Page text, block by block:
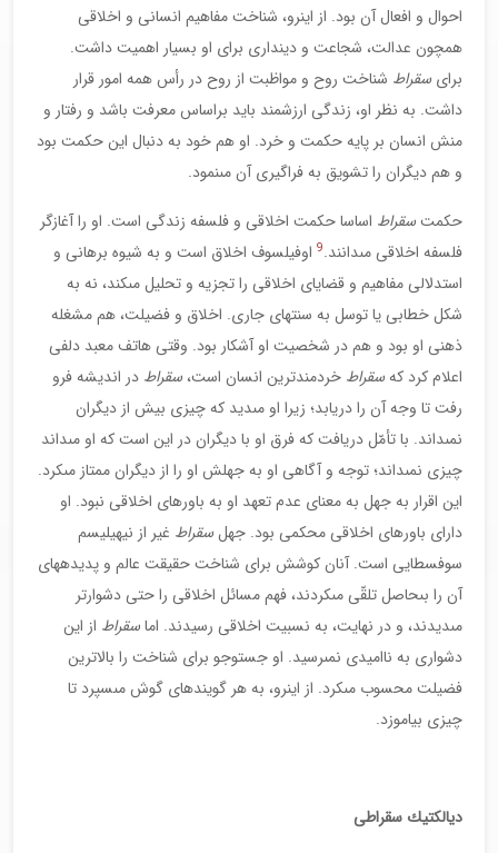
احوال و افعال آن بود. از اين‏رو، شناخت مفاهيم انسانى و اخلاقى
همچون عدالت، شجاعت و دين‏دارى براى او بسيار اهميت داشت.
براى سقراط شناخت روح و مواظبت از روح در رأس همه امور قرار
داشت. به نظر او، زندگى ارزشمند بايد براساس معرفت باشد و رفتار و
منش انسان بر پايه حكمت و خرد. او هم خود به دنبال اين حكمت بود
و هم ديگران را تشويق به فراگيرى آن مى‏نمود.
حكمتسقراط اساسا حكمت اخلاقى و فلسفه زندگى است. او را آغازگر
فلسفه اخلاقى مى‏دانند.9 اوفيلسوف اخلاق است و به شيوه برهانى و
استدلالى مفاهيم و قضاياى اخلاقى را تجزيه و تحليل مى‏كند، نه به
شكل خطابى يا توسل به سنت‏هاى جارى. اخلاق و فضيلت، هم مشغله
ذهنى او بود و هم در شخصيت او آشكار بود. وقتى هاتف معبد دلفى
اعلام كرد كهسقراط خردمندترين انسان است، سقراط در انديشه فرو
رفت تا وجه آن را دريابد؛ زيرا او مى‏ديد كه چيزى بيش از ديگران
نمى‏داند. با تأمّل دريافت كه فرق او با ديگران در اين است كه او مى‏داند
چيزى نمى‏داند؛ توجه و آگاهى او به جهلش او را از ديگران ممتاز مى‏كرد.
اين اقرار به جهل به معناى عدم تعهد او به باورهاى اخلاقى نبود. او
داراى باورهاى اخلاقى محكمى بود. جهلسقراط غير از نيهيليسم
سوفسطايى است. آنان كوشش براى شناخت حقيقت عالم و پديده‏هاى
آن را بى‏حاصل تلقّى مى‏كردند، فهم مسائل اخلاقى را حتى دشوارتر
مى‏ديدند، و در نهايت، به نسبيت اخلاقى رسيدند. اماسقراط از اين
دشوارى به نااميدى نمى‏رسيد. او جست‏وجو براى شناخت را بالاترين
فضيلت محسوب مى‏كرد. از اين‏رو، به هر گوينده‏اى گوش مى‏سپرد تا
چيزى بياموزد.
ديالكتيك سقراطى